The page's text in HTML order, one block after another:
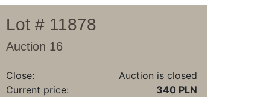
Lot # 11878
Auction 16
Close:
Auction is closed
Current price:
340 PLN